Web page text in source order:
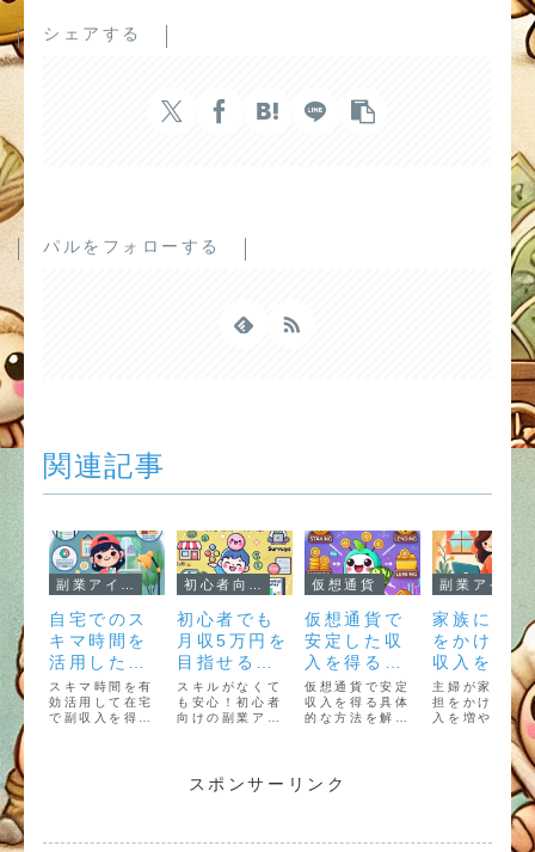
シェアする
パルをフォローする
関連記事
自宅でのス
キマ時間を
活用した副
業アイデア
スキマ時間を有
効活用して在宅
で副収入を得る
ます。
初心者でも
月収5万円を
目指せる副
業の始め方
スキルがなくて
も安心！初心者
向けの副業アイ
な方法と成功の
ポイントを解説
仮想通貨
仮想通貨で
安定した収
入を得る方
法
仮想通貨で安定
収入を得る具体
的な方法を解
など初心者向け
にわかりやすく
家族に負担
をかけずに
収入を増や
せる主婦向
け副業
主婦が家族に
担をかけずに
入を増やせる
宅副業を紹介
家事や育児と
立しながらで
るWebライテ
ング、アフィ
エイト、フリ
アプリ活用な
を解説します
スポンサーリンク